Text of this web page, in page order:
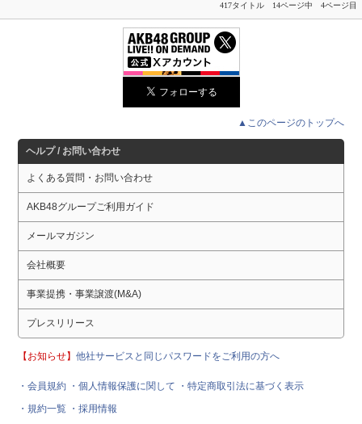
417タイトル 14ページ中 4ページ目
▲このページのトップへ
ヘルプ / お問い合わせ
よくある質問・お問い合わせ
AKB48グループご利用ガイド
メールマガジン
会社概要
事業提携・事業譲渡(M&A)
プレスリリース
【お知らせ】他社サービスと同じパスワードをご利用の方へ
・会員規約 ・個人情報保護に関して
・特定商取引法に基づく表示
・規約一覧 ・採用情報